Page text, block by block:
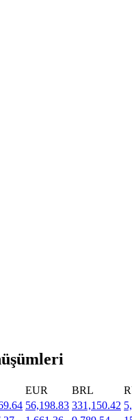
EUR BRL
56,198.83 331,150.42